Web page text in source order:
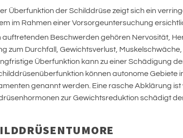
Überfunktion der Schilddrüse zeigt sich ein
im Rahmen einer Vorsorgeuntersuchung
auftretenden Beschwerden gehören Nervosität,
zum Durchfall, Gewichtsverlust,
Überfunktion kann zu einer Schädigung
können autonome Gebiete
genannt werden. Eine rasche Abklärung
zur Gewichtsreduktion schädigt